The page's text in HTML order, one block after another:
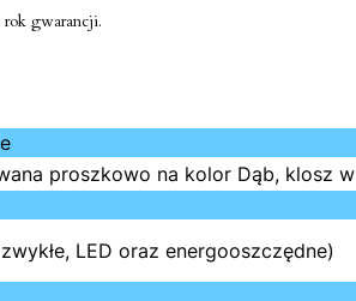
gwarancji.
proszkowo na kolor Dąb, klosz
LED oraz energooszczędne)